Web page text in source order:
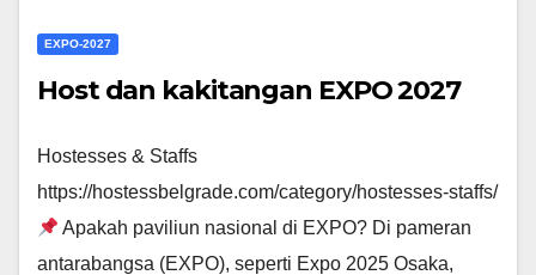
EXPO-2027
Host dan kakitangan EXPO 2027
Hostesses & Staffs
https://hostessbelgrade.com/category/hostesses-staffs/
Apakah paviliun nasional di EXPO? Di pameran
antarabangsa (EXPO), seperti Expo 2025 Osaka,